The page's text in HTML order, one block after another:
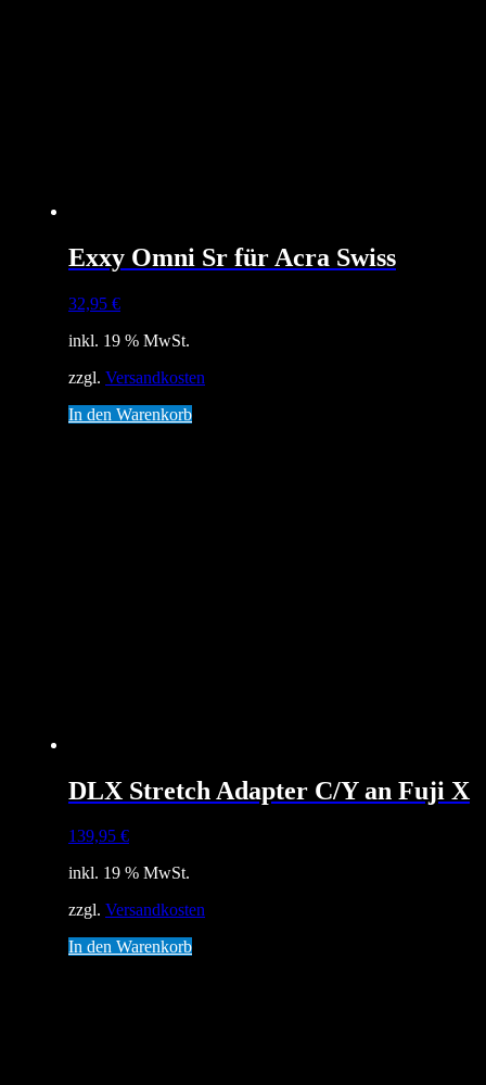
Exxy Omni Sr für Acra Swiss
32,95 €
inkl. 19 % MwSt.
zzgl. Versandkosten
In den Warenkorb
DLX Stretch Adapter C/Y an Fuji X
139,95 €
inkl. 19 % MwSt.
zzgl. Versandkosten
In den Warenkorb